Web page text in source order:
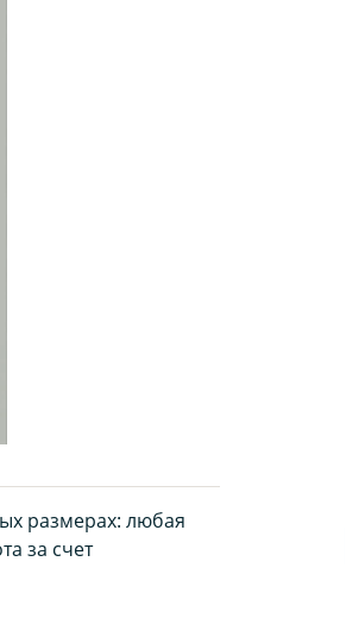
размерах: любая
за счет